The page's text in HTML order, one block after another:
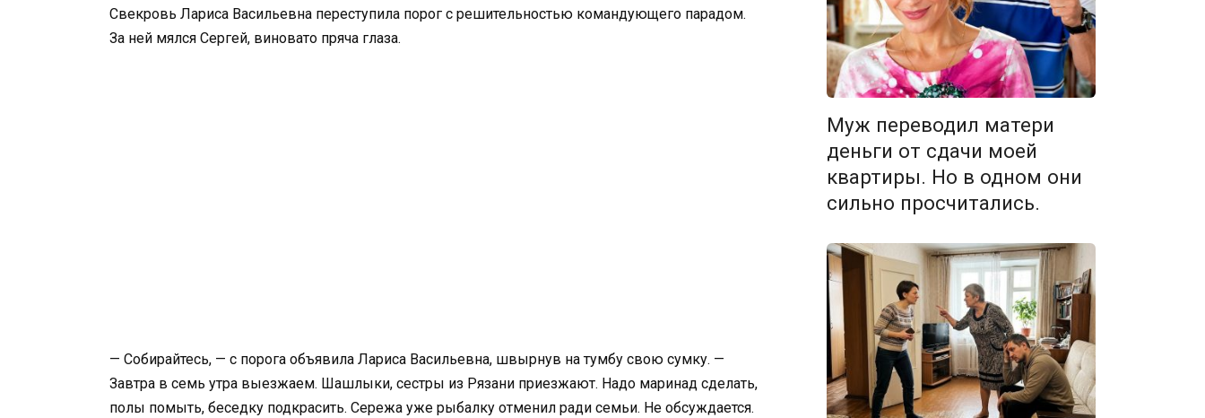
Свекровь Лариса Васильевна переступила порог с решительностью командующего парадом.
За ней мялся Сергей, виновато пряча глаза.
— Собирайтесь, — с порога объявила Лариса Васильевна, швырнув на тумбу свою сумку. —
Завтра в семь утра выезжаем. Шашлыки, сестры из Рязани приезжают. Надо маринад сделать,
полы помыть, беседку подкрасить. Сережа уже рыбалку отменил ради семьи. Не обсуждается.
Муж переводил матери
деньги от сдачи моей
квартиры. Но в одном они
сильно просчитались.